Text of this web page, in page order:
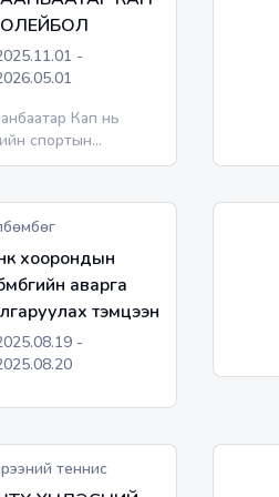
-
Кап нь
спортын
төрлүүд болох
төрлөөр
9 дүүргийн
зохиогдох Ерөнхий
дундах
том ашгийн бус
хоорондын
аварга
тэмцээн
-
теннис